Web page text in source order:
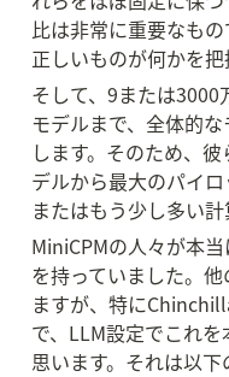
比は非常に重要なもの
正しいものが何かを把
そして、9または3000
モデルまで、全体的
します。そのため、
デルから最大のパイ
またはもう少し多い計
MiniCPMの人々が本
を持っていました。
ますが、特に
で、LLM設定でこれ
思います。それは以下